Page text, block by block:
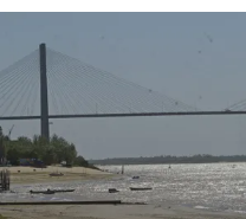
Clima
Agronegocios
Mercados